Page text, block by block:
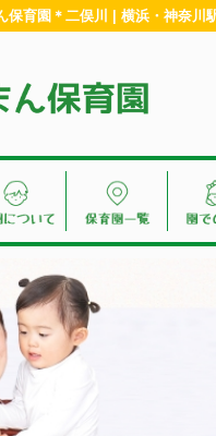
保育園＊二俣川 | 横浜・神奈川